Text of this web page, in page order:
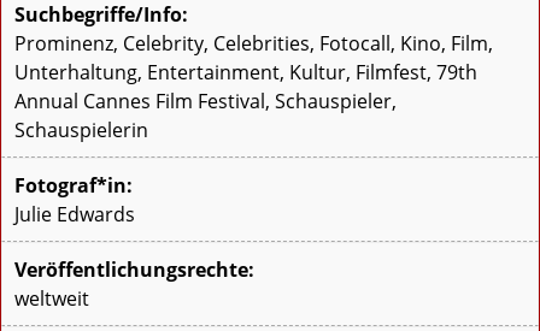
Suchbegriffe/Info:
Prominenz, Celebrity, Celebrities, Fotocall, Kino, Film,
Unterhaltung, Entertainment, Kultur, Filmfest, 79th
Annual Cannes Film Festival, Schauspieler,
Schauspielerin
Fotograf*in:
Julie Edwards
Veröffentlichungsrechte:
weltweit